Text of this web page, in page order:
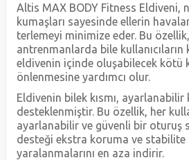
Altis MAX BODY Fitness Eldiveni,
kumaşları sayesinde ellerin
terlemeyi minimize eder. Bu
antrenmanlarda bile kullanıcıların
eldivenin içinde oluşabilecek kötü
önlenmesine yardımcı olur.
Eldivenin bilek kısmı,
desteklenmiştir. Bu özellik, her
ayarlanabilir ve güvenli bir oturuş
desteği ekstra koruma ve stabilite
yaralanmalarını en aza indirir.